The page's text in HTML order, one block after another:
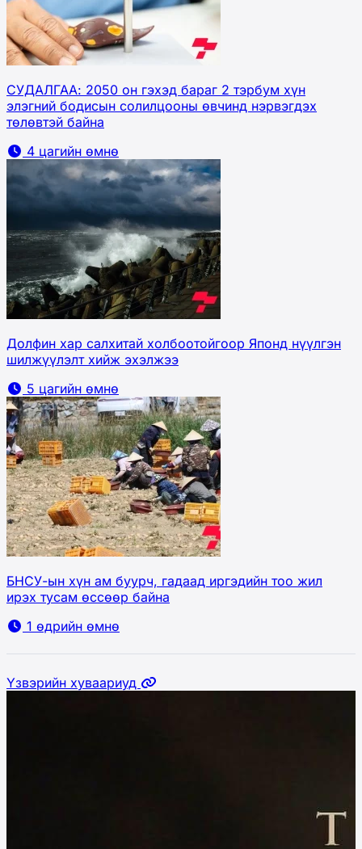
СУДАЛГАА: 2050 он гэхэд бараг 2 тэрбум хүн
элэгний бодисын солилцооны өвчинд нэрвэгдэх
төлөвтэй байна
4 цагийн өмнө
Долфин хар салхитай холбоотойгоор Японд нүүлгэн
шилжүүлэлт хийж эхэлжээ
5 цагийн өмнө
БНСУ-ын хүн ам буурч, гадаад иргэдийн тоо жил
ирэх тусам өссөөр байна
1 өдрийн өмнө
Үзвэрийн хуваариуд